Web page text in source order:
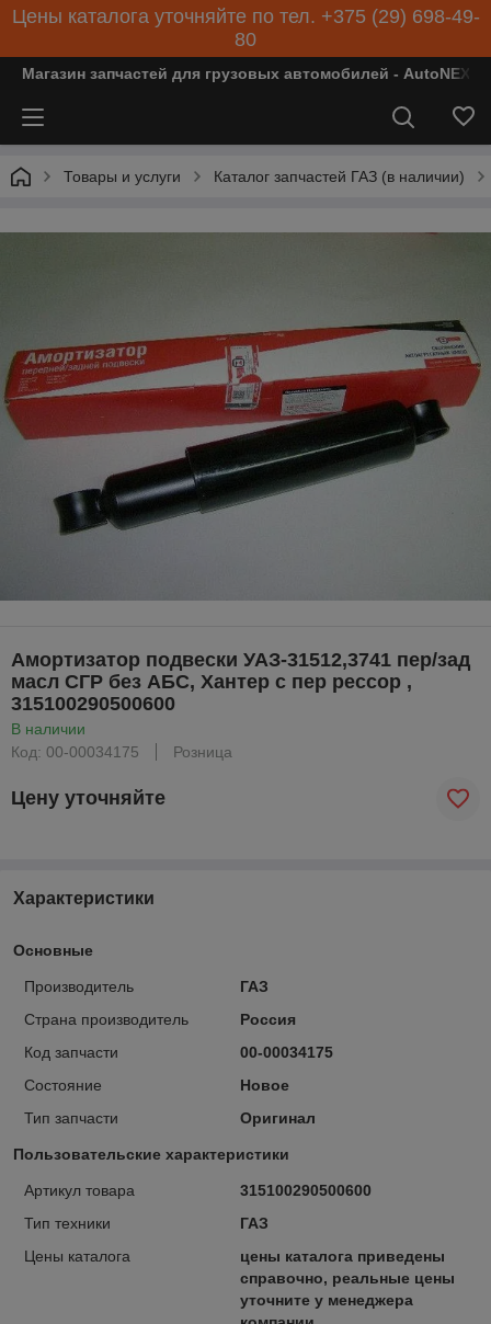
Цены каталога уточняйте по тел. +375 (29) 698-49-
80
Магазин запчастей для грузовых автомобилей - AutoNEXT
Товары и услуги Каталог запчастей ГАЗ (в наличии)
Амортизатор подвески УАЗ-31512,3741 пер/зад
масл СГР без АБС, Хантер с пер рессор ,
315100290500600
В наличии
Код: 00-00034175
Розница
Цену уточняйте
Характеристики
Основные
Производитель
ГАЗ
Страна производитель
Россия
Код запчасти
00-00034175
Состояние
Новое
Тип запчасти
Оригинал
Пользовательские характеристики
Артикул товара
315100290500600
Тип техники
ГАЗ
Цены каталога
цены каталога приведены
справочно, реальные цены
уточните у менеджера